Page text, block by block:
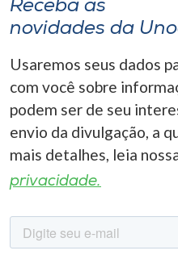
o idioma
Receba as
novidades da
Usaremos seus dados
com você sobre
podem ser de seu
envio da divulgação, a
mais detalhes, leia
privacidade.